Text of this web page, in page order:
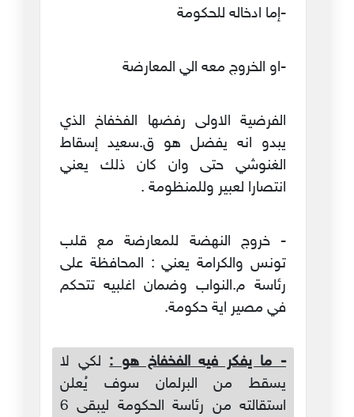
-إما ادخاله للحكومة
-او الخروج معه الي المعارضة
الفرضية الاولى رفضها الفخفاخ الذي
يبدو انه يفضل هو ق.سعيد إسقاط
الغنوشي حتى وان كان ذلك يعني
انتصارا لعبير وللمنظومة .
- خروج النهضة للمعارضة مع قلب
تونس والكرامة يعني : المحافظة على
رئاسة م.النواب وضمان اغلبيه تتحكم
في مصير اية حكومة.
- ما يفكر فيه الفخفاخ هو :لكي لا
يسقط من البرلمان سوف يُعلن
استقالته من رئاسة الحكومة ليبقى 6